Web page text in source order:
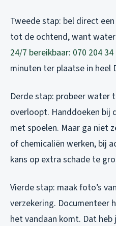
Tweede stap: bel direct
tot de ochtend, want
24/7 bereikbaar: 070 204 34
minuten ter plaatse in heel
Derde stap: probeer water
overloopt. Handdoeken bij
met spoelen. Maar ga niet
of chemicaliën werken, bij
kans op extra schade te
Vierde stap: maak foto’s
verzekering. Documenteer
het vandaan komt. Dat